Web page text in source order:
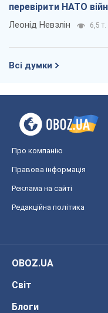
перевірити НАТО
Леонід Невзлін 6,5 т.
Всі думки
Про компанію
Правова інформація
Реклама на сайті
Редакційна політика
OBOZ.UA
Світ
Блоги